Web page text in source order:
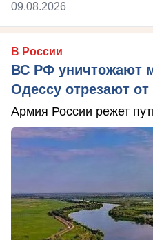
09.08.2026
В России
ВС РФ уничтожают
Одессу отрезают
Армия России режет